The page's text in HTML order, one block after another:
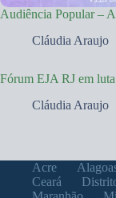
Audiência Popular –
Cláudia Araujo
Fórum EJA RJ em
Cláudia Araujo
Acre
Ceará